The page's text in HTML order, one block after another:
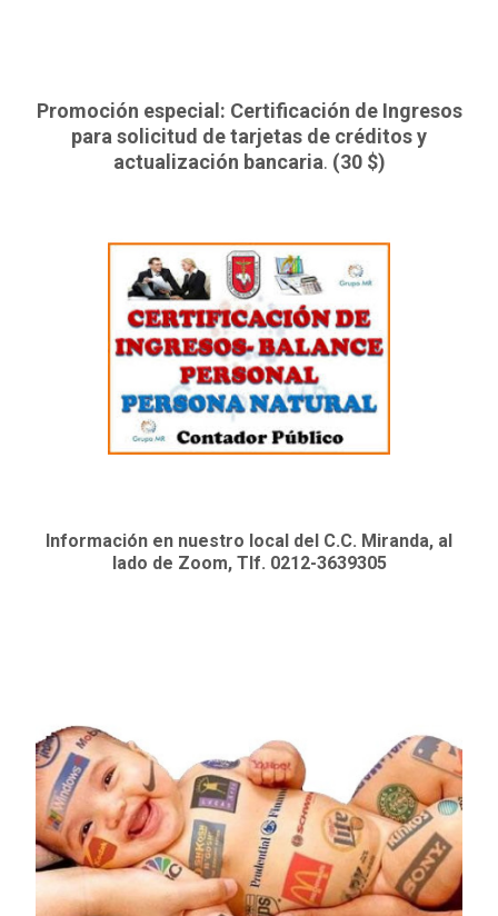
Promoción especial: Certificación de Ingresos
para solicitud de tarjetas de créditos y
actualización bancaria. (30 $)
Información en nuestro local del C.C. Miranda, al
lado de Zoom, Tlf. 0212-3639305